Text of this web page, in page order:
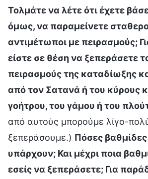
Τολμάτε να λέτε ότι έχετε
όμως, να παραμείνετε
αντιμέτωποι με πειρασμούς;
είστε σε θέση να ξεπεράσετε
πειρασμούς της καταδίωξης
από τον Σατανά ή του κύρους
γοήτρου, του γάμου ή του
από αυτούς μπορούμε λίγο-
ξεπεράσουμε.) Πόσες
υπάρχουν; Και μέχρι ποια
εσείς να ξεπεράσετε; Για